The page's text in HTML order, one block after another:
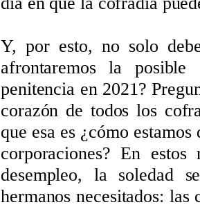
Y, por esto, no solo
afrontaremos la posible
penitencia en 2021?
corazón de todos los
que esa es ¿cómo
corporaciones? En
desempleo, la soledad
hermanos necesitados: